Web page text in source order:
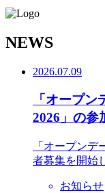
NEWS
2026.07.09
「オープ
2026」の参
「オープンデ
者募集を開始
お知らせ